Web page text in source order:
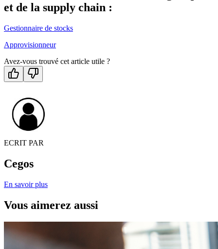
et de la supply chain :
Gestionnaire de stocks
Approvisionneur
Avez-vous trouvé cet article utile ?
ECRIT PAR
Cegos
En savoir plus
Vous aimerez aussi